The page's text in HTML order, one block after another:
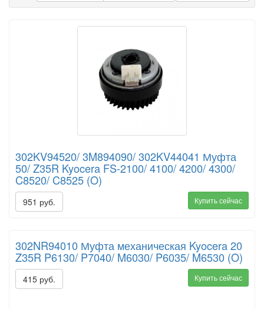
302KV94520/ 3M894090/ 302KV44041 Муфта
50/ Z35R Kyocera FS-2100/ 4100/ 4200/ 4300/
C8520/ C8525 (O)
951 руб. Купить сейчас
302NR94010 Муфта механическая Kyocera 20
Z35R P6130/ P7040/ M6030/ P6035/ M6530 (O)
415 руб. Купить сейчас